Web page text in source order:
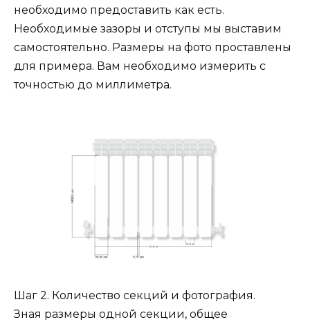
необходимо предоставить как есть.
Необходимые зазоры и отступы мы выставим
самостоятельно. Размеры на фото проставлены
для примера. Вам необходимо измерить с
точностью до миллиметра.
Шаг 2. Количество секций и фотография.
Зная размеры одной секции, общее